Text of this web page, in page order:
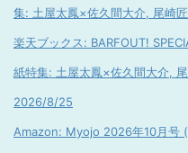
集: 土屋太鳳×佐久間大介, 尾崎
楽天ブックス: BARFOUT!
紙特集: 土屋太鳳×佐久間大介,
2026/8/25
Amazon: Myojo 2026年10月号